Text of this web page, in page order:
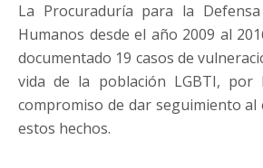
La Procuraduría para la
Humanos desde el año 2009 al
documentado 19 casos de
vida de la población LGBTI,
compromiso de dar seguimiento al
estos hechos.